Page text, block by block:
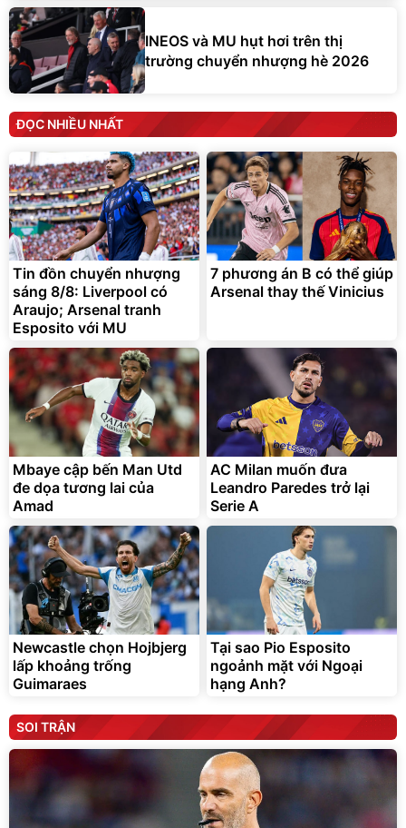
INEOS và MU hụt hơi trên thị
trường chuyển nhượng hè 2026
ĐỌC NHIỀU NHẤT
Tin đồn chuyển nhượng
sáng 8/8: Liverpool có
Araujo; Arsenal tranh
Esposito với MU
7 phương án B có thể giúp
Arsenal thay thế Vinicius
Mbaye cập bến Man Utd
đe dọa tương lai của
Amad
AC Milan muốn đưa
Leandro Paredes trở lại
Serie A
Newcastle chọn Hojbjerg
lấp khoảng trống
Guimaraes
Tại sao Pio Esposito
ngoảnh mặt với Ngoại
hạng Anh?
SOI TRẬN